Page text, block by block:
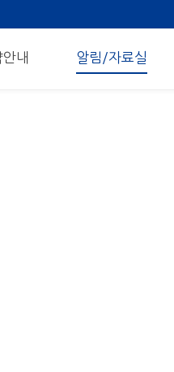
내 알림/자료실